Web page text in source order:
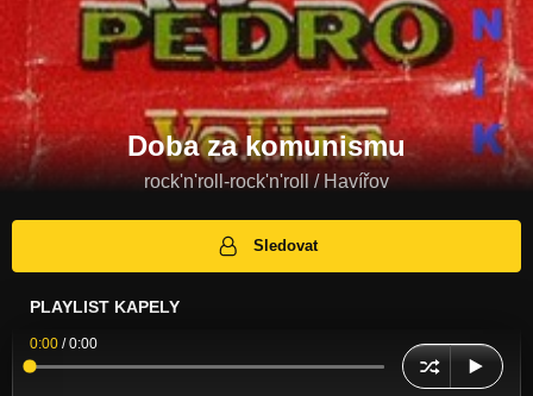
Doba za komunismu
rock'n'roll-rock'n'roll / Havířov
Sledovat
PLAYLIST KAPELY
0:00 /0:00